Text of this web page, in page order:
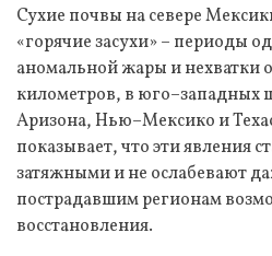
Сухие почвы на севере
«горячие засухи» – периоды
аномальной жары и нехватки
километров, в юго–западных
Аризона, Нью–Мексико и
показывает, что эти явления
затяжными и не ослабевают
пострадавшим регионам
восстановления.